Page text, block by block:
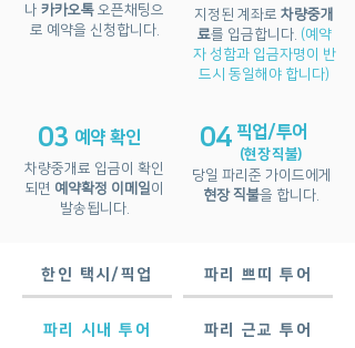
나 카카오톡 오픈채팅으
로 예약을 신청합니다.
지정된 계좌로 차량중개
료를 입금합니다. (예약
자 성함과 입금자명이 반
드시 동일해야 합니다)
03 예약 확인
​차량중개료 입금이 확인
되면 예약확정 이메일 이
발송됩니다.
04 픽업/투어
(현장 직불)
당일 파리준 가이드에게
현장 직불을 합니다.
한인 택시/픽업 파리 쁘띠 투어
파리 시내 투어 파리 근교 투어